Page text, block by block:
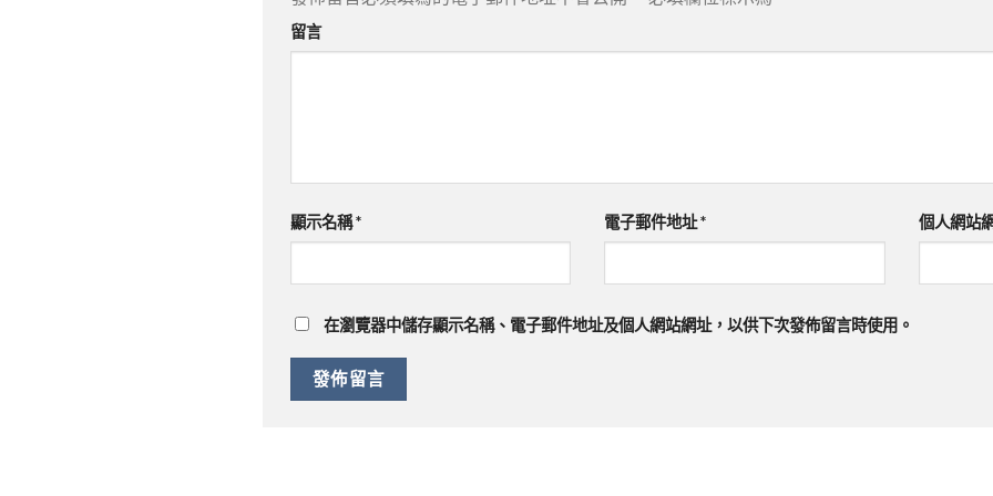
留言
顯示名稱* 電子郵件地址* 個人網站
在瀏覽器中儲存顯示名稱、電子郵件地址及個人網站網址，以供下次發佈留言時使用。